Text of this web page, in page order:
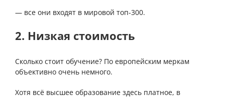
— все они входят в мировой топ-300.
2. Низкая стоимость
Сколько стоит обучение? По европейским меркам
объективно очень немного.
Хотя всё высшее образование здесь платное, в